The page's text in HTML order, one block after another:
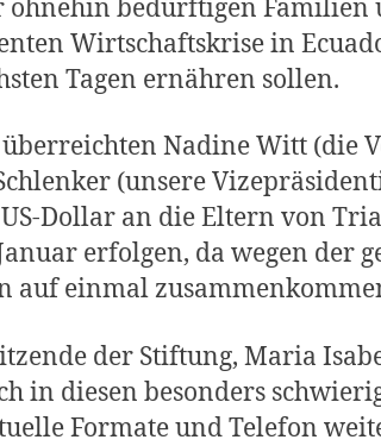
ohnehin bedürftigen Familien
Wirtschaftskrise in
Tagen ernähren sollen.
Nadine Witt (die
(unsere
Dollar an die Eltern von
erfolgen, da wegen der
auf einmal
der Stiftung, Maria
in diesen besonders
Formate und Telefon